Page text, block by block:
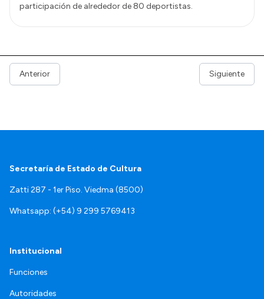
participación de alrededor de 80 deportistas.
Anterior Siguiente
Secretaría de Estado de Cultura
Zatti 287 - 1er Piso. Viedma (8500)
Whatsapp: (+54) 9 299 5769413
Institucional
Funciones
Autoridades